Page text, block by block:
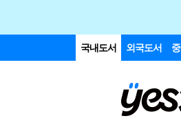
국내도서 외국도서